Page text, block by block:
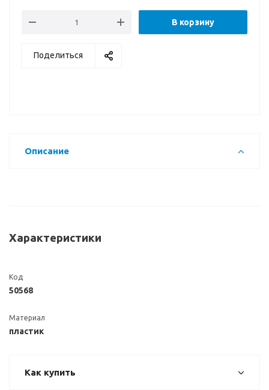
В корзину
Поделиться
Описание
Характеристики
Код
50568
Материал
пластик
Как купить